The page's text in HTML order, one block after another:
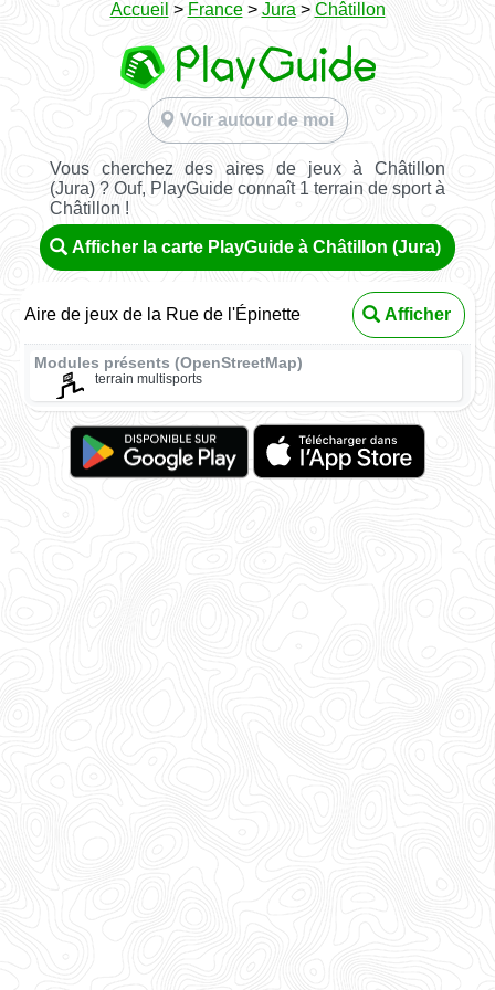
Accueil > France> Jura > Châtillon
Voir autour de moi
Vous cherchez des aires de jeux à Châtillon
(Jura) ? Ouf, PlayGuide connaît 1 terrain de sport à
Châtillon !
Afficher la carte PlayGuide à Châtillon (Jura)
Aire de jeux de la Rue de l'Épinette Afficher
Modules présents (OpenStreetMap)
terrain multisports